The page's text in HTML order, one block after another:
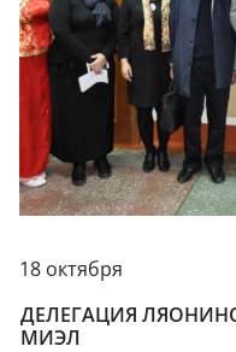
18 октября
ДЕЛЕГАЦИЯ
МИЭЛ